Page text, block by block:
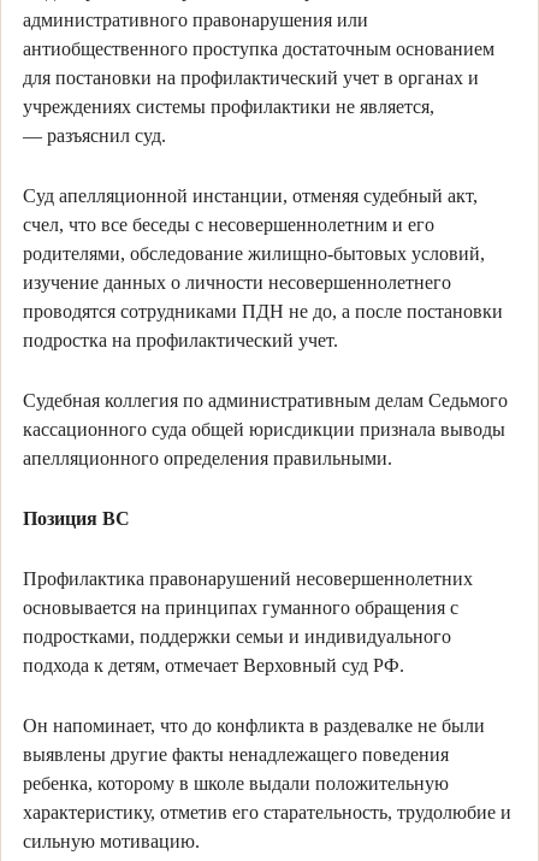
административного правонарушения или
антиобщественного проступка достаточным основанием
для постановки на профилактический учет в органах и
учреждениях системы профилактики не является,
— разъяснил суд.
Суд апелляционной инстанции, отменяя судебный акт,
счел, что все беседы с несовершеннолетним и его
родителями, обследование жилищно-бытовых условий,
изучение данных о личности несовершеннолетнего
проводятся сотрудниками ПДН не до, а после постановки
подростка на профилактический учет.
Судебная коллегия по административным делам Седьмого
кассационного суда общей юрисдикции признала выводы
апелляционного определения правильными.
Позиция ВС
Профилактика правонарушений несовершеннолетних
основывается на принципах гуманного обращения с
подростками, поддержки семьи и индивидуального
подхода к детям, отмечает Верховный суд РФ.
Он напоминает, что до конфликта в раздевалке не были
выявлены другие факты ненадлежащего поведения
ребенка, которому в школе выдали положительную
характеристику, отметив его старательность, трудолюбие и
сильную мотивацию.